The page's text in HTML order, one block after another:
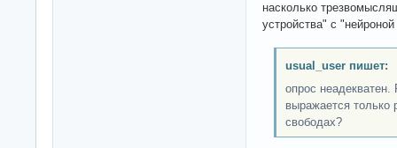
насколько
устройства" с
usual_user пишет:
опрос неадекватен.
выражается
свободах?